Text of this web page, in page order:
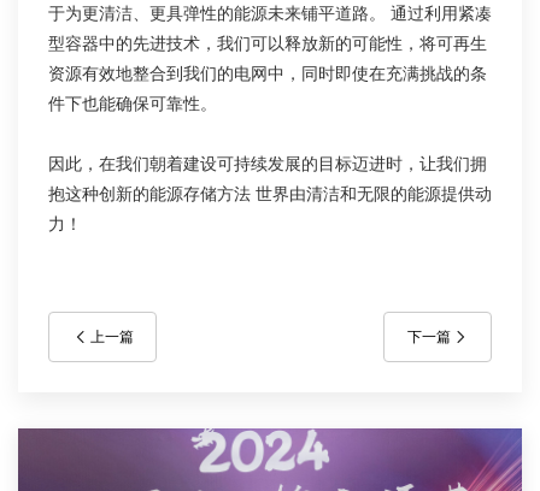
于为更清洁、更具弹性的能源未来铺平道路。 通过利用紧凑
型容器中的先进技术，我们可以释放新的可能性，将可再生
资源有效地整合到我们的电网中，同时即使在充满挑战的条
件下也能确保可靠性。
因此，在我们朝着建设可持续发展的目标迈进时，让我们拥
抱这种创新的能源存储方法 世界由清洁和无限的能源提供动
力！
上一篇 下一篇